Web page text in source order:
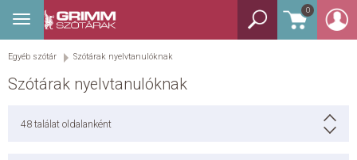
0
Toggle
navigation
Egyéb szótár Szótárak nyelvtanulóknak
Szótárak nyelvtanulóknak
48 találat oldalanként
BEJELENTKEZÉS
TANULÓSZÓTÁR